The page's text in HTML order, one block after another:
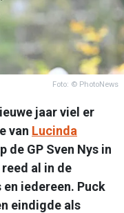
Foto: © PhotoNews
jaar viel er
van Lucinda
de GP Sven Nys in
al in de
iedereen. Puck
eindigde als